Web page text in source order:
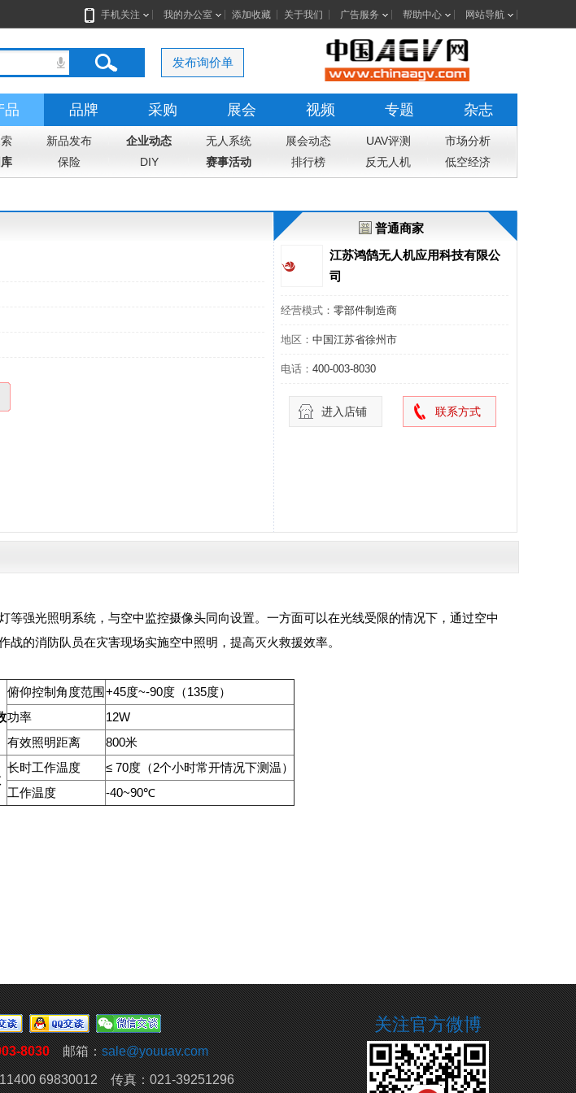
手机关注 我的办公室 添加收藏 关于我们 广告服务 帮助中心 网站导航
发布询价单
品 品牌 采购 展会 视频 专题 杂志
新品发布 企业动态 无人系统 展会动态 UAV评测
市场分析
保险 DIY 赛事活动 排行榜 反无人机 低空经济
普通商家
江苏鸿鹄无人机应用科技有限公
司
经营模式： 零部件制造商
地区： 中国江苏省徐州市
电话： 400-003-8030
进入店铺 联系方式
强光照明系统，与空中监控摄像头同向设置。一方面可以在光线受限的情况下，通过空中
的消防队员在灾害现场实施空中照明，提高灭火救援效率。
俯仰控制角度范围+45度~-90度（135度）
功率
12W
有效照明距离
800米
长时工作温度
≤ 70度（2个小时常开情况下测温）
工作温度
-40~90℃
8030邮箱：sale@youuav.com
69830012 传真：021-39251296
关注官方微博